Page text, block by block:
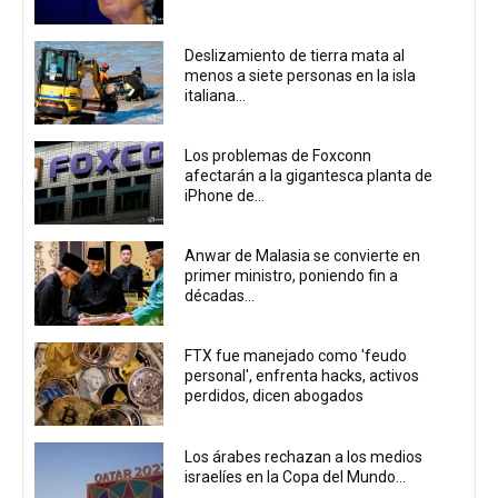
Deslizamiento de tierra mata al
menos a siete personas en la isla
italiana...
Los problemas de Foxconn
afectarán a la gigantesca planta de
iPhone de...
Anwar de Malasia se convierte en
primer ministro, poniendo fin a
décadas...
FTX fue manejado como 'feudo
personal', enfrenta hacks, activos
perdidos, dicen abogados
Los árabes rechazan a los medios
israelíes en la Copa del Mundo...